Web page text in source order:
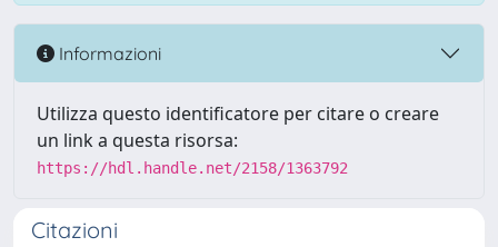
Informazioni
Utilizza questo identificatore per citare o creare
un link a questa risorsa:
https://hdl.handle.net/2158/1363792
Citazioni